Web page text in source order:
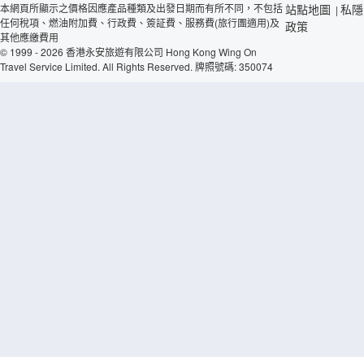
本網頁所顯示之價格因應產品種類及出發日期而有所不同，不包括
任何稅項、燃油附加費、行政費、簽証費、服務費(旅行團適用)及
其他應繳費用
© 1999 - 2026 香港永安旅遊有限公司 Hong Kong Wing On
Travel Service Limited. All Rights Reserved. 牌照號碼: 350074
站點地圖 | 私隱
政策